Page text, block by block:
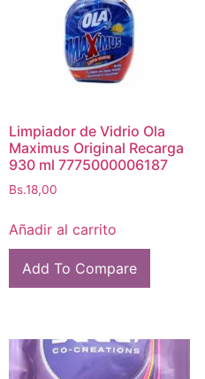
Limpiador de Vidrio Ola
Maximus Original Recarga
930 ml 7775000006187
Bs.18,00
Añadir al carrito
Add To Compare